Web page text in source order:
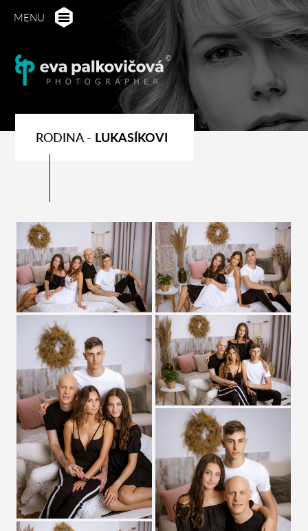
MENU
RODINA - LUKASÍKOVI
Zobrazit detail Zobrazit detail
Zobrazit detail